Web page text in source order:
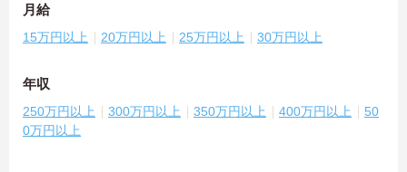
月給
15万円以上 20万円以上 25万円以上 30万円以上
年収
250万円以上 300万円以上 350万円以上 400万円以上
50
0万円以上